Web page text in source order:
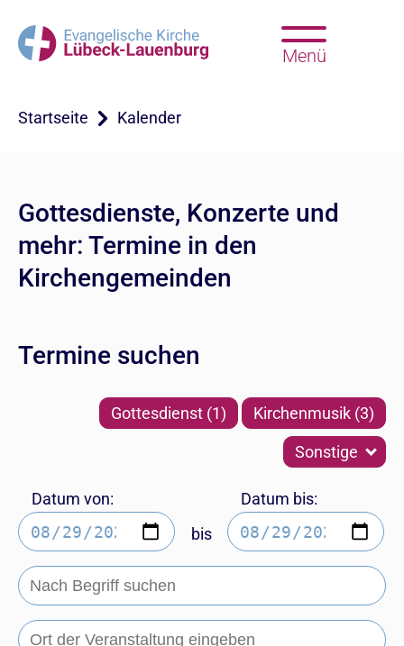
Menü
Startseite Kalender
Gottesdienste, Konzerte und
mehr: Termine in den
Kirchengemeinden
Termine suchen
Gottesdienst (1) Kirchenmusik (3)
Sonstige
Datum von:
bis
Datum bis: